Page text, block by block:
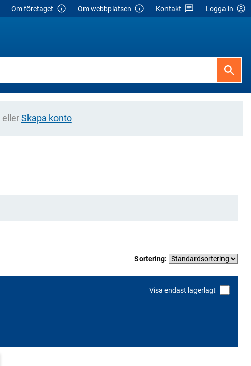
Om företaget Om webbplatsen Kontakt Logga in
ellerSkapa konto
Sortering:
Visa endast lagerlagt